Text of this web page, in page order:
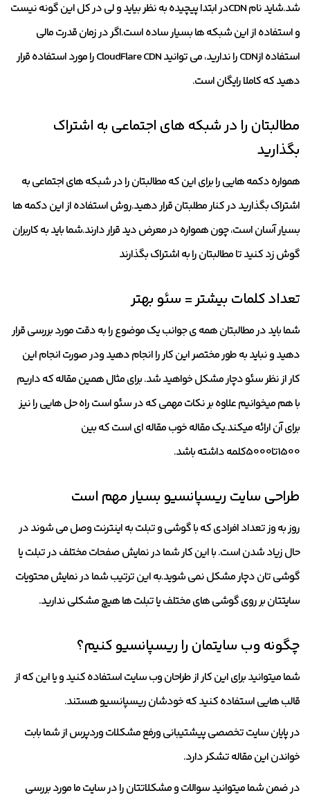
شد.شاید نام CDNدر ابتدا پیچیده به نظر بیاید و لی در کل این گونه نیست
و استفاده از این شبکه ها بسیار ساده است.اگر در زمان قدرت مالی
استفاده ازCDN را ندارید، می توانید CloudFlare CDN را مورد استفاده قرار
دهید که کاملا رایگان است.
مطالبتان را در شبکه های اجتماعی به اشتراک
بگذارید
همواره دکمه هایی را برای این که مطالبتان را در شبکه های اجتماعی به
اشتراک بگذارید در کنار مطلبتان قرار دهید.روش استفاده از این دکمه ها
بسیار آسان است، چون همواره در معرض دید قرار دارند.شما باید به کاربران
گوش زد کنید تا مطالبتان را به اشتراک بگذارند
تعداد کلمات بیشتر = سئو بهتر
شما باید در مطالبتان همه ی جوانب یک موضوع را به دقت مورد بررسی قرار
دهید و نباید به طور مختصر این کار را انجام دهید ودر صورت انجام این
کار از نظر سئو دچار مشکل خواهید شد. برای مثال همین مقاله که داریم
با هم میخوانیم علاوه بر نکات مهمی که در سئو است راه حل هایی را نیز
برای آن ارائه میکند.یک مقاله خوب مقاله ای است که بین
1500تا5000کلمه داشته باشد.
طراحی سایت ریسپانسیو بسیار مهم است
روز به وز تعداد افرادی که با گوشی و تبلت به اینترنت وصل می شوند در
حال زیاد شدن است. با این کار شما در نمایش صفحات مختلف در تبلت یا
گوشی تان دچار مشکل نمی شوید.به این ترتیب شما در نمایش محتویات
سایتتان بر روی گوشی های مختلف یا تبلت ها هیچ مشکلی ندارید.
چگونه وب سایتمان را ریسپانسیو کنیم؟
شما میتوانید برای این کار از طراحان وب سایت استفاده کنید و یا این که از
قالب هایی استفاده کنید که خودشان ریسپانسیو هستند.
در پایان سایت تخصصی پیشتیبانی ورفع مشکلات وردپرس از شما بابت
خواندن این مقاله تشکر دارد.
در ضمن شما میتوانید سوالات و مشکلاتتان را در سایت ما مورد بررسی